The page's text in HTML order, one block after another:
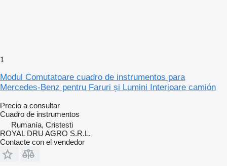
1
Modul Comutatoare cuadro de instrumentos para
Mercedes-Benz pentru Faruri și Lumini Interioare camión
Precio a consultar
Cuadro de instrumentos
Rumanía, Cristesti
ROYAL DRU AGRO S.R.L.
Contacte con el vendedor